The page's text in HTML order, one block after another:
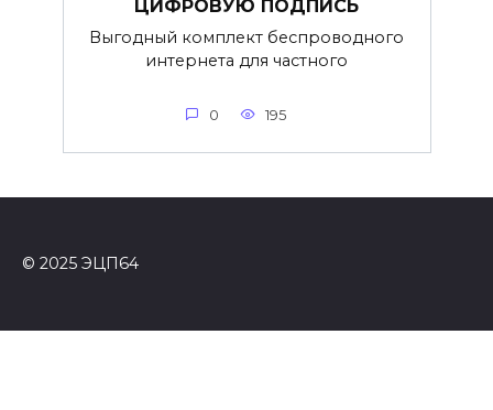
ЦИФРОВУЮ ПОДПИСЬ
Выгодный комплект беспроводного
интернета для частного
0 195
© 2025 ЭЦП64